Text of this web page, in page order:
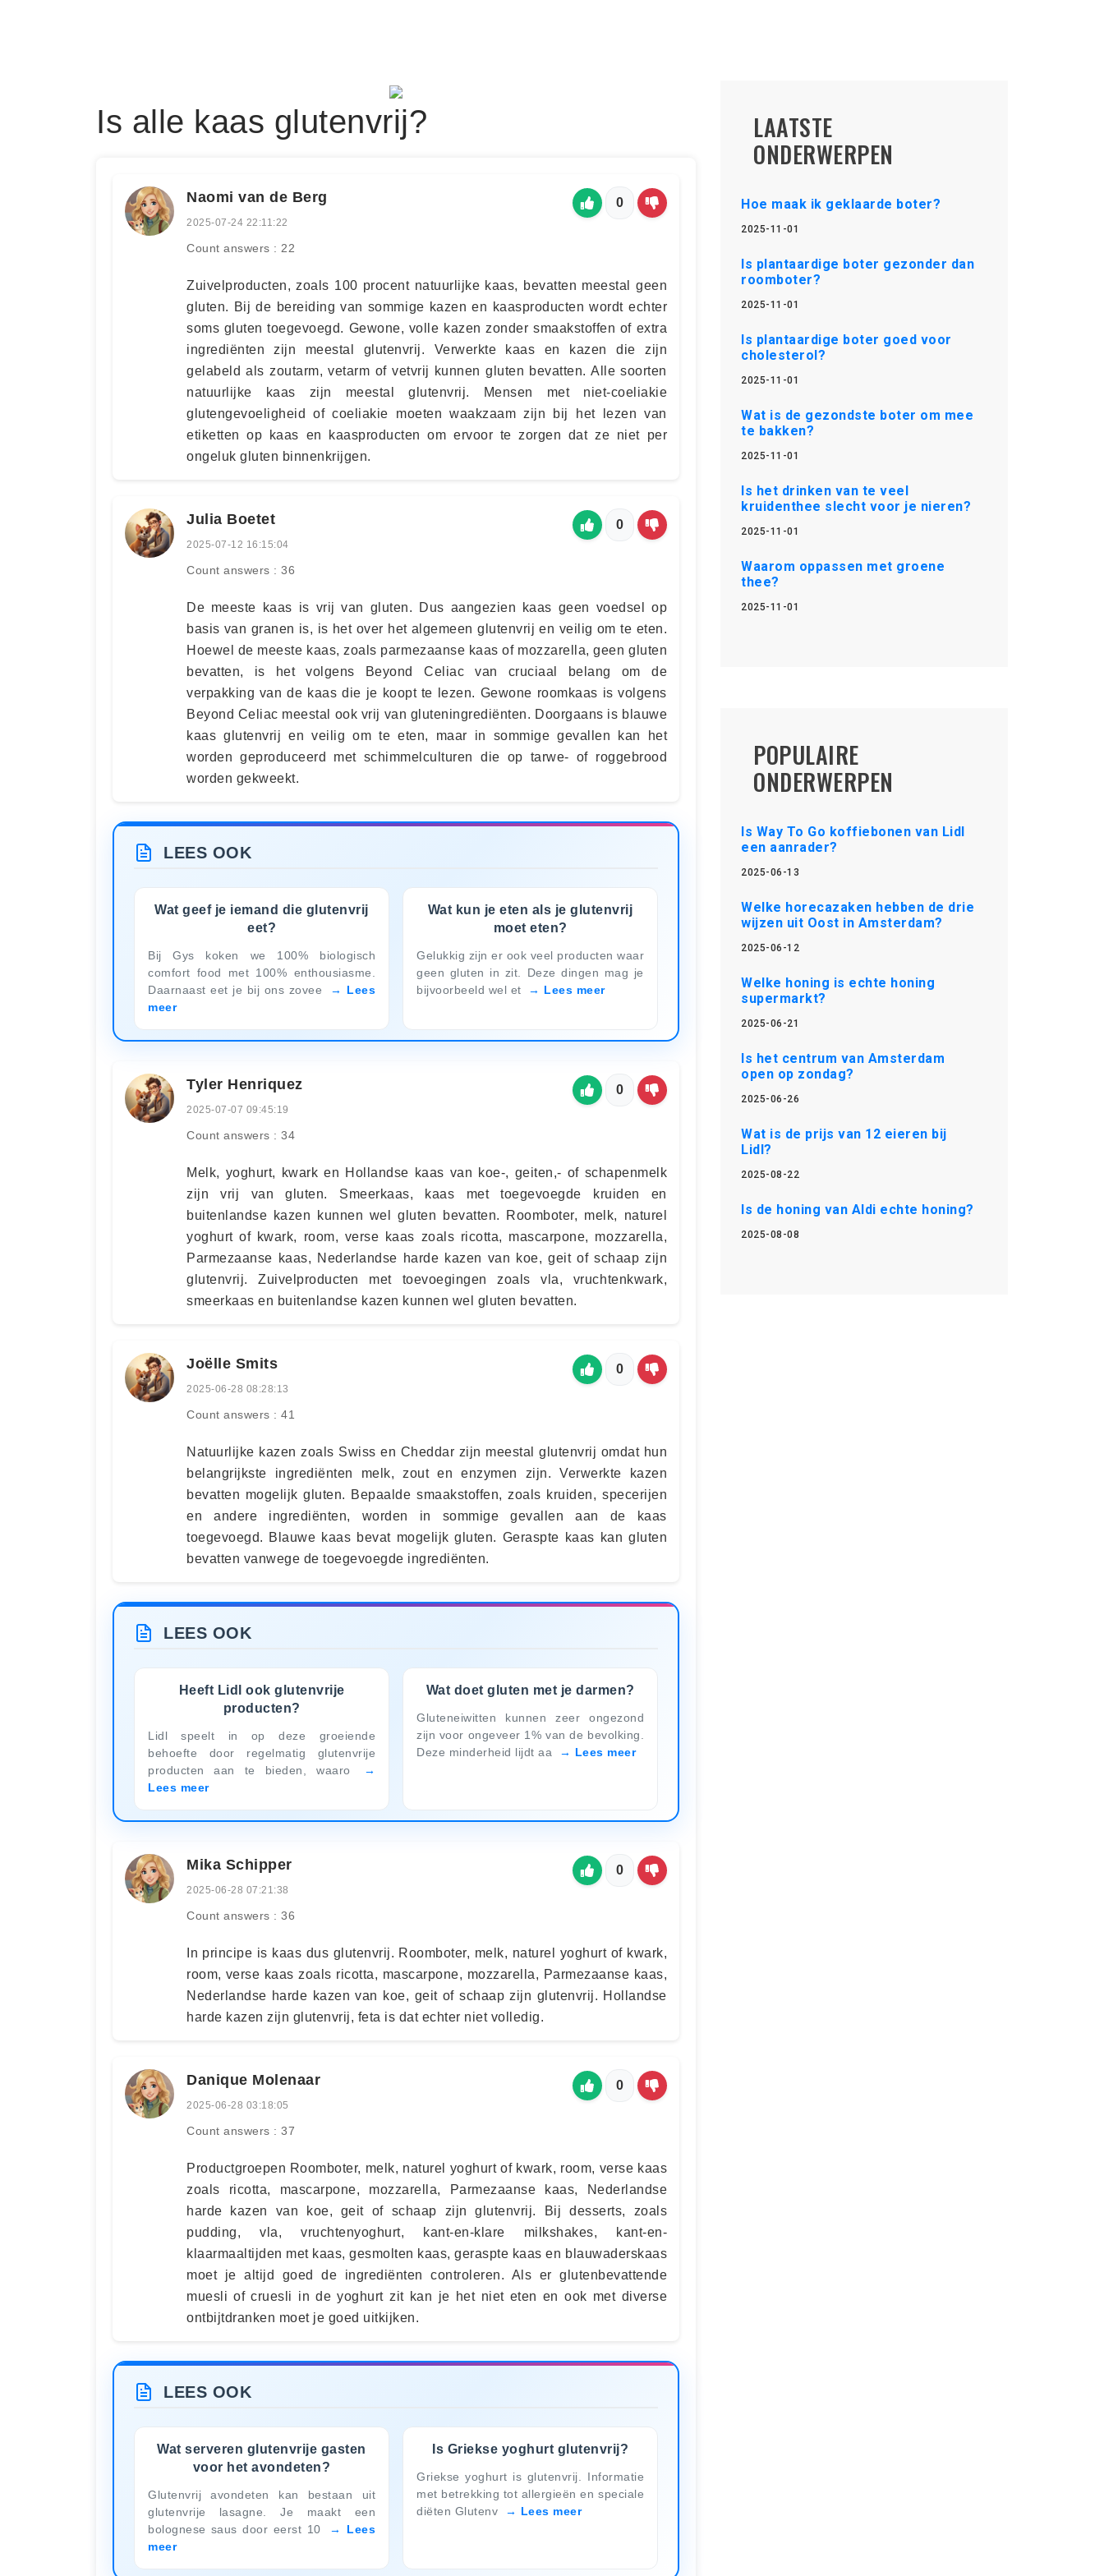
Is alle kaas glutenvrij?
Naomi van de Berg
2025-07-24 22:11:22
Count answers : 22
0
Zuivelproducten, zoals 100 procent natuurlijke kaas, bevatten meestal geen
gluten. Bij de bereiding van sommige kazen en kaasproducten wordt echter
soms gluten toegevoegd. Gewone, volle kazen zonder smaakstoffen of extra
ingrediënten zijn meestal glutenvrij. Verwerkte kaas en kazen die zijn
gelabeld als zoutarm, vetarm of vetvrij kunnen gluten bevatten. Alle soorten
natuurlijke kaas zijn meestal glutenvrij. Mensen met niet-coeliakie
glutengevoeligheid of coeliakie moeten waakzaam zijn bij het lezen van
etiketten op kaas en kaasproducten om ervoor te zorgen dat ze niet per
ongeluk gluten binnenkrijgen.
Julia Boetet
2025-07-12 16:15:04
Count answers : 36
0
De meeste kaas is vrij van gluten. Dus aangezien kaas geen voedsel op
basis van granen is, is het over het algemeen glutenvrij en veilig om te eten.
Hoewel de meeste kaas, zoals parmezaanse kaas of mozzarella, geen gluten
bevatten, is het volgens Beyond Celiac van cruciaal belang om de
verpakking van de kaas die je koopt te lezen. Gewone roomkaas is volgens
Beyond Celiac meestal ook vrij van gluteningrediënten. Doorgaans is blauwe
kaas glutenvrij en veilig om te eten, maar in sommige gevallen kan het
worden geproduceerd met schimmelculturen die op tarwe- of roggebrood
worden gekweekt.
LEES OOK
Wat geef je iemand die glutenvrij
eet?
Bij Gys koken we 100% biologisch
comfort food met 100% enthousiasme.
Daarnaast eet je bij ons zovee
Lees
meer
Wat kun je eten als je glutenvrij
moet eten?
Gelukkig zijn er ook veel producten waar
geen gluten in zit. Deze dingen mag je
bijvoorbeeld wel et
Lees meer
Tyler Henriquez
2025-07-07 09:45:19
Count answers : 34
0
Melk, yoghurt, kwark en Hollandse kaas van koe-, geiten,- of schapenmelk
zijn vrij van gluten. Smeerkaas, kaas met toegevoegde kruiden en
buitenlandse kazen kunnen wel gluten bevatten. Roomboter, melk, naturel
yoghurt of kwark, room, verse kaas zoals ricotta, mascarpone, mozzarella,
Parmezaanse kaas, Nederlandse harde kazen van koe, geit of schaap zijn
glutenvrij. Zuivelproducten met toevoegingen zoals vla, vruchtenkwark,
smeerkaas en buitenlandse kazen kunnen wel gluten bevatten.
Joëlle Smits
2025-06-28 08:28:13
Count answers : 41
0
Natuurlijke kazen zoals Swiss en Cheddar zijn meestal glutenvrij omdat hun
belangrijkste ingrediënten melk, zout en enzymen zijn. Verwerkte kazen
bevatten mogelijk gluten. Bepaalde smaakstoffen, zoals kruiden, specerijen
en andere ingrediënten, worden in sommige gevallen aan de kaas
toegevoegd. Blauwe kaas bevat mogelijk gluten. Geraspte kaas kan gluten
bevatten vanwege de toegevoegde ingrediënten.
LEES OOK
Heeft Lidl ook glutenvrije
producten?
Lidl speelt in op deze groeiende
behoefte door regelmatig glutenvrije
producten aan te bieden, waaro
Lees meer
Wat doet gluten met je darmen?
Gluteneiwitten kunnen zeer ongezond
zijn voor ongeveer 1% van de bevolking.
Deze minderheid lijdt aa
Lees meer
Mika Schipper
2025-06-28 07:21:38
Count answers : 36
0
In principe is kaas dus glutenvrij. Roomboter, melk, naturel yoghurt of kwark,
room, verse kaas zoals ricotta, mascarpone, mozzarella, Parmezaanse kaas,
Nederlandse harde kazen van koe, geit of schaap zijn glutenvrij. Hollandse
harde kazen zijn glutenvrij, feta is dat echter niet volledig.
Danique Molenaar
2025-06-28 03:18:05
Count answers : 37
0
Productgroepen Roomboter, melk, naturel yoghurt of kwark, room, verse kaas
zoals ricotta, mascarpone, mozzarella, Parmezaanse kaas, Nederlandse
harde kazen van koe, geit of schaap zijn glutenvrij. Bij desserts, zoals
pudding, vla, vruchtenyoghurt, kant-en-klare milkshakes, kant-en-
klaarmaaltijden met kaas, gesmolten kaas, geraspte kaas en blauwaderskaas
moet je altijd goed de ingrediënten controleren. Als er glutenbevattende
muesli of cruesli in de yoghurt zit kan je het niet eten en ook met diverse
ontbijtdranken moet je goed uitkijken.
LEES OOK
Wat serveren glutenvrije gasten
voor het avondeten?
Glutenvrij avondeten kan bestaan uit
glutenvrije lasagne. Je maakt een
bolognese saus door eerst 10
Lees
meer
Is Griekse yoghurt glutenvrij?
Griekse yoghurt is glutenvrij. Informatie
met betrekking tot allergieën en speciale
diëten Glutenv
Lees meer
LAATSTE
ONDERWERPEN
Hoe maak ik geklaarde boter?
2025-11-01
Is plantaardige boter gezonder dan
roomboter?
2025-11-01
Is plantaardige boter goed voor
cholesterol?
2025-11-01
Wat is de gezondste boter om mee
te bakken?
2025-11-01
Is het drinken van te veel
kruidenthee slecht voor je nieren?
2025-11-01
Waarom oppassen met groene
thee?
2025-11-01
POPULAIRE
ONDERWERPEN
Is Way To Go koffiebonen van Lidl
een aanrader?
2025-06-13
Welke horecazaken hebben de drie
wijzen uit Oost in Amsterdam?
2025-06-12
Welke honing is echte honing
supermarkt?
2025-06-21
Is het centrum van Amsterdam
open op zondag?
2025-06-26
Wat is de prijs van 12 eieren bij
Lidl?
2025-08-22
Is de honing van Aldi echte honing?
2025-08-08